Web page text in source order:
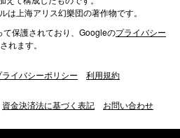
は上海アリス幻樂団の著作物です。
て保護されており、Googleのプライバシー
れます。
ライバシーポリシー 利用規約
資金決済法に基づく表記 お問い合わせ